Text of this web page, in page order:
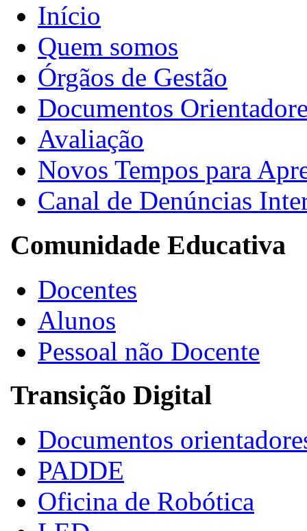
Início
Quem somos
Órgãos de Gestão
Documentos
Avaliação
Novos Tempos para
Canal de Denúncias
Comunidade Educativa
Docentes
Alunos
Pessoal não Docente
Transição Digital
Documentos
PADDE
Oficina de Robótica